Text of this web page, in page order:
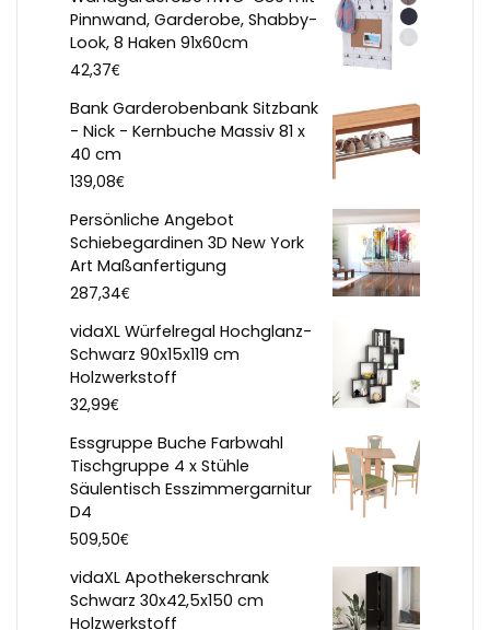
Pinnwand, Garderobe, Shabby-
Look, 8 Haken 91x60cm
42,37€
Bank Garderobenbank Sitzbank
- Nick - Kernbuche Massiv 81 x
40 cm
139,08€
Persönliche Angebot
Schiebegardinen 3D New York
Art Maßanfertigung
287,34€
vidaXL Würfelregal Hochglanz-
Schwarz 90x15x119 cm
Holzwerkstoff
32,99€
Essgruppe Buche Farbwahl
Tischgruppe 4 x Stühle
Säulentisch Esszimmergarnitur
D4
509,50€
vidaXL Apothekerschrank
Schwarz 30x42,5x150 cm
Holzwerkstoff